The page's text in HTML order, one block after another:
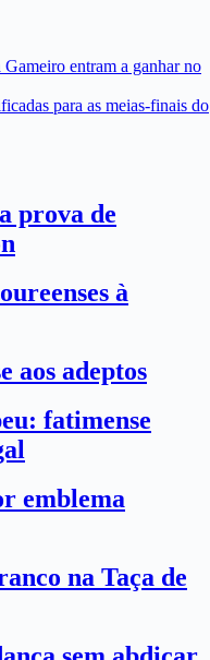
entram a ganhar no
para as meias-finais do
prova de
à
aos adeptos
fatimense
emblema
na Taça de